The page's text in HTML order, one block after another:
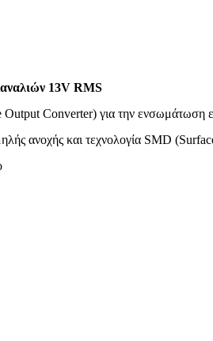
13V RMS
Converter) για την ενσωμάτωση
ανοχής και τεχνολογία SMD